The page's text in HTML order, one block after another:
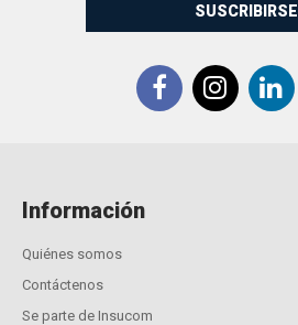
SUSCRIBIRSE
Información
Quiénes somos
Contáctenos
Se parte de Insucom